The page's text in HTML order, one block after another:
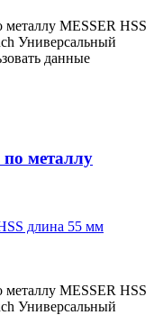
металлу MESSER HSS
Универсальный
данные
по металлу
длина 55 мм
металлу MESSER HSS
Универсальный